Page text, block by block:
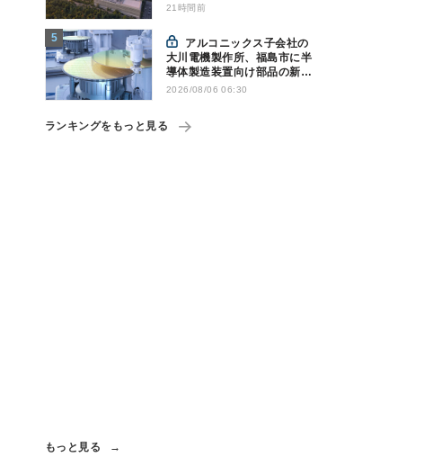
21時間前
大川電機製作所、福島市に半
導体製造装置向け部品の新工
場建設を決定
2026/08/06 06:30
ランキングをもっと見る
もっと見る